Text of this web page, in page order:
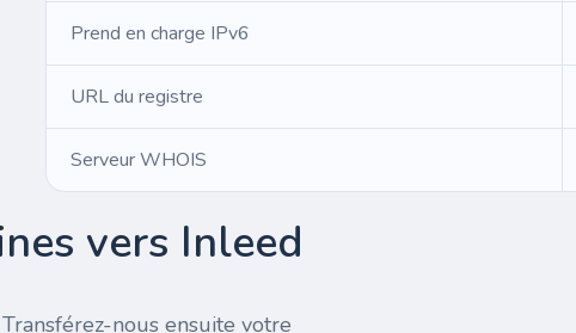
Prend en charge IPv6
URL du registre
Serveur WHOIS
vers Inleed
nous ensuite votre